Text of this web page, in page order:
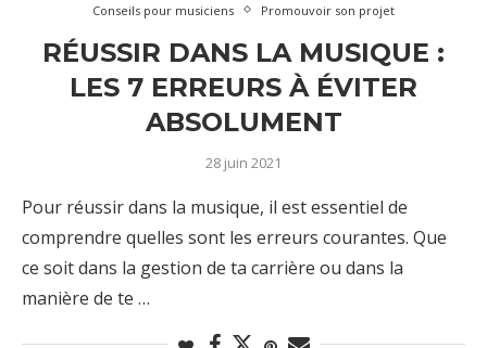
Conseils pour musiciens Promouvoir son projet
RÉUSSIR DANS LA MUSIQUE :
LES 7 ERREURS À ÉVITER
ABSOLUMENT
28 juin 2021
Pour réussir dans la musique, il est essentiel de
comprendre quelles sont les erreurs courantes. Que
ce soit dans la gestion de ta carrière ou dans la
manière de te …